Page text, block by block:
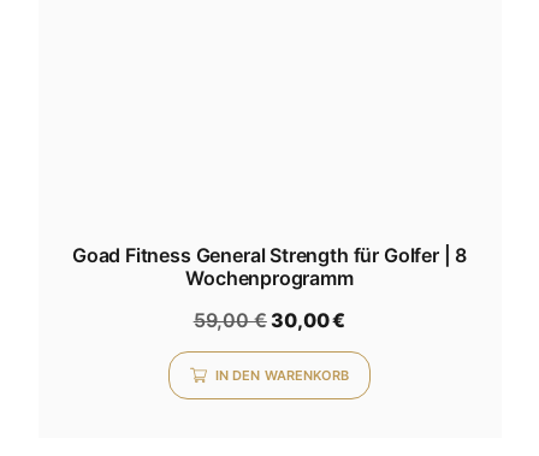
Goad Fitness General Strength für Golfer | 8
Wochenprogramm
59,00€ 30,00€
IN DEN WARENKORB